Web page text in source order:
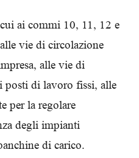
ai commi 10, 11, 12 e
vie di circolazione
alle vie di
posti di lavoro fissi, alle
per la regolare
degli impianti
di carico.